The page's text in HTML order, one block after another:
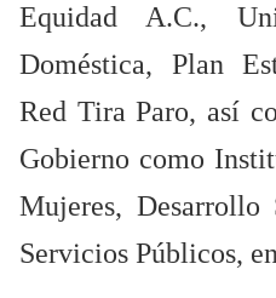
Equidad A.C.,
Doméstica, Plan
Red Tira Paro, así
Gobierno como
Mujeres, Desarrollo
Servicios Públicos,